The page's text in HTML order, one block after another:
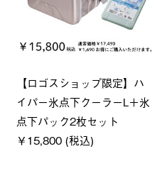
【ロゴスショップ限定】ハ
イパー氷点下クーラーL＋氷
点下パック2枚セット
￥15,800 (税込)